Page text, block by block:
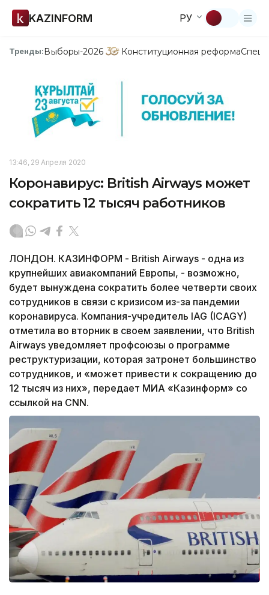
KAZINFORM РУ
Тренды:Выборы-2026 Конституционная реформа
13:46, 29 Апреля 2020
Коронавирус: British Airways может
сократить 12 тысяч работников
ЛОНДОН. КАЗИНФОРМ - British Airways - одна из
крупнейших авиакомпаний Европы, - возможно,
будет вынуждена сократить более четверти своих
сотрудников в связи с кризисом из-за пандемии
коронавируса. Компания-учредитель IAG (ICAGY)
отметила во вторник в своем заявлении, что British
Airways уведомляет профсоюзы о программе
реструктуризации, которая затронет большинство
сотрудников, и «может привести к сокращению до
12 тысяч из них», передает МИА «Казинформ» со
ссылкой на CNN.